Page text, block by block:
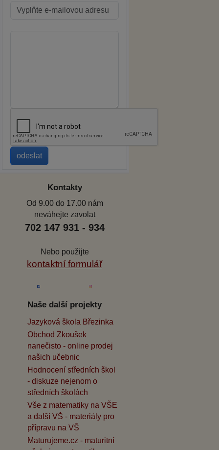
Kontakty
Od 9.00 do 17.00 nám
neváhejte zavolat
702 147 931 - 934
Nebo použijte
kontaktní formulář
Naše další projekty
Jazyková škola Březinka
Obchod Zkoušek
nanečisto - online prodej
našich učebnic
Hodnocení středních škol
- diskuze nejenom o
středních školách
Vše z matematiky na VŠE
a další VŠ - materiály pro
přípravu na VŠ
Maturujeme.cz - maturitní